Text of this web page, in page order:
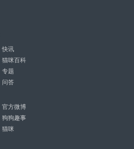
快讯
猫咪百科
专题
问答
官方微博
狗狗趣事
猫咪